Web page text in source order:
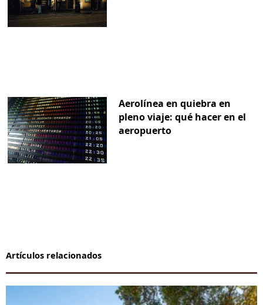
Aerolínea en quiebra en
pleno viaje: qué hacer en el
aeropuerto
Artículos relacionados